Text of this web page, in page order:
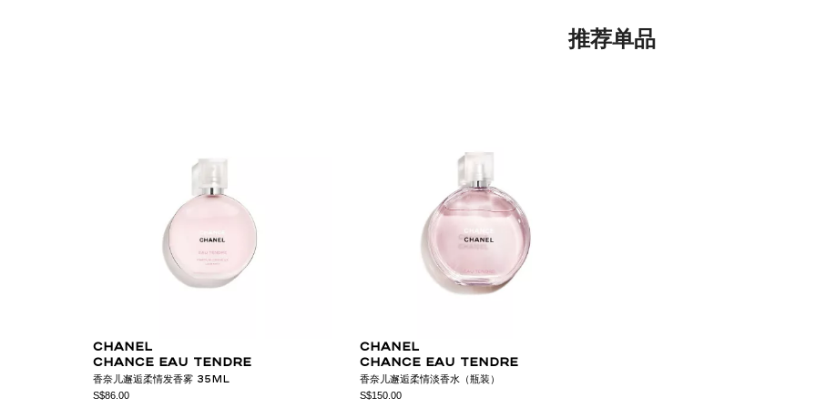
推荐单品
CHANEL
CHANCE EAU TENDRE
香奈儿邂逅柔情发香雾 35ML
S$86.00
CHANEL
CHANCE EAU TENDRE
香奈儿邂逅柔情淡香水（瓶装）
S$150.00